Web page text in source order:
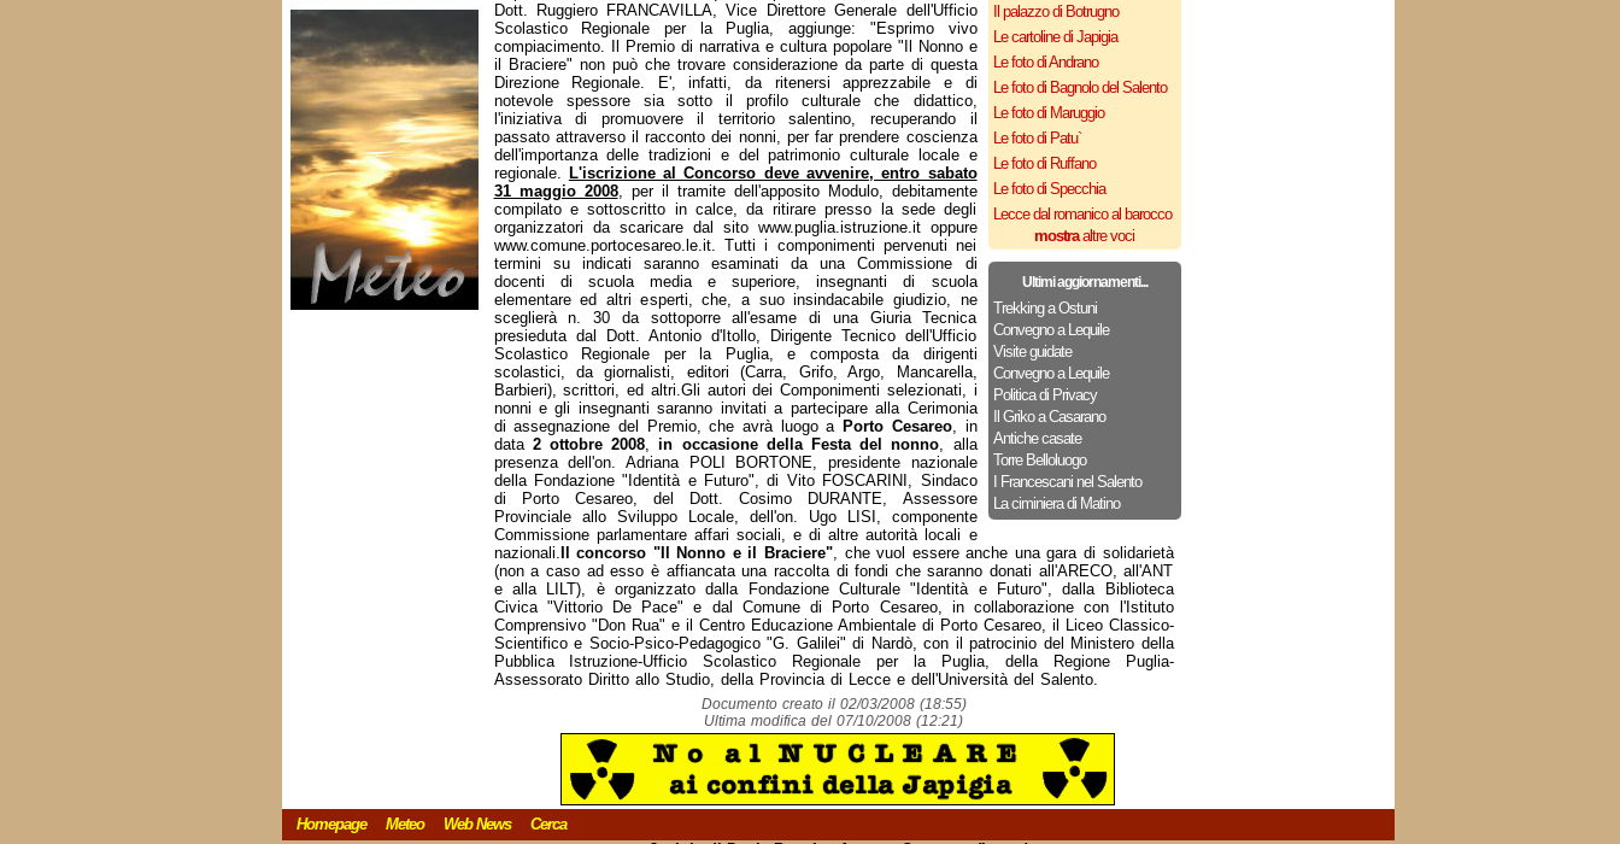
Il palazzo di Botrugno
Le cartoline di Japigia
Le foto di Andrano
Le foto di Bagnolo del Salento
Le foto di Maruggio
Le foto di Patu`
Le foto di Ruffano
Le foto di Specchia
Lecce dal romanico al barocco
mostraaltre voci
Ultimi aggiornamenti...
Trekking a Ostuni
Convegno a Lequile
Visite guidate
Convegno a Lequile
Politica di Privacy
Il Griko a Casarano
Antiche casate
Torre Belloluogo
I Francescani nel Salento
La ciminiera di Matino
Dott. Ruggiero FRANCAVILLA, Vice Direttore Generale dell'Ufficio
Scolastico Regionale per la Puglia, aggiunge: "Esprimo vivo
compiacimento. Il Premio di narrativa e cultura popolare "Il Nonno e
il Braciere" non può che trovare considerazione da parte di questa
Direzione Regionale. E', infatti, da ritenersi apprezzabile e di
notevole spessore sia sotto il profilo culturale che didattico,
l'iniziativa di promuovere il territorio salentino, recuperando il
passato attraverso il racconto dei nonni, per far prendere coscienza
dell'importanza delle tradizioni e del patrimonio culturale locale e
regionale. L'iscrizione al Concorso deve avvenire, entro sabato
31 maggio 2008, per il tramite dell'apposito Modulo, debitamente
compilato e sottoscritto in calce, da ritirare presso la sede degli
organizzatori da scaricare dal sito www.puglia.istruzione.it oppure
www.comune.portocesareo.le.it. Tutti i componimenti pervenuti nei
termini su indicati saranno esaminati da una Commissione di
docenti di scuola media e superiore, insegnanti di scuola
elementare ed altri esperti, che, a suo insindacabile giudizio, ne
sceglierà n. 30 da sottoporre all'esame di una Giuria Tecnica
presieduta dal Dott. Antonio d'Itollo, Dirigente Tecnico dell'Ufficio
Scolastico Regionale per la Puglia, e composta da dirigenti
scolastici, da giornalisti, editori (Carra, Grifo, Argo, Mancarella,
Barbieri), scrittori, ed altri.Gli autori dei Componimenti selezionati, i
nonni e gli insegnanti saranno invitati a partecipare alla Cerimonia
di assegnazione del Premio, che avrà luogo a Porto Cesareo, in
data 2 ottobre 2008,in occasione della Festa del nonno, alla
presenza dell'on. Adriana POLI BORTONE, presidente nazionale
della Fondazione "Identità e Futuro", di Vito FOSCARINI, Sindaco
di Porto Cesareo, del Dott. Cosimo DURANTE, Assessore
Provinciale allo Sviluppo Locale, dell'on. Ugo LISI, componente
Commissione parlamentare affari sociali, e di altre autorità locali e
nazionali. Il concorso "Il Nonno e il Braciere", che vuol essere anche una gara di solidarietà
(non a caso ad esso è affiancata una raccolta di fondi che saranno donati all'ARECO, all'ANT
e alla LILT), è organizzato dalla Fondazione Culturale "Identità e Futuro", dalla Biblioteca
Civica "Vittorio De Pace" e dal Comune di Porto Cesareo, in collaborazione con l'Istituto
Comprensivo "Don Rua" e il Centro Educazione Ambientale di Porto Cesareo, il Liceo Classico-
Scientifico e Socio-Psico-Pedagogico "G. Galilei" di Nardò, con il patrocinio del Ministero della
Pubblica Istruzione-Ufficio Scolastico Regionale per la Puglia, della Regione Puglia-
Assessorato Diritto allo Studio, della Provincia di Lecce e dell'Università del Salento.
Documento creato il 02/03/2008 (18:55)
Ultima modifica del 07/10/2008 (12:21)
Homepage Meteo Web News
Cerca